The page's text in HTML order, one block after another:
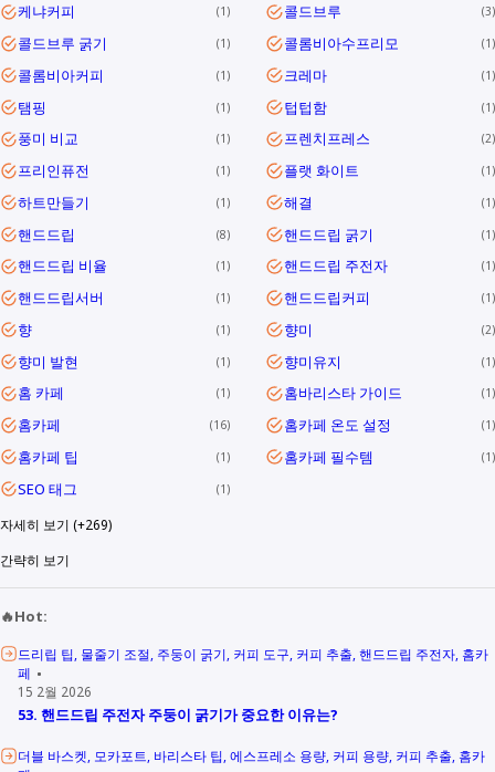
케냐커피 1 콜드브루 3
콜드브루 굵기 1 콜롬비아수프리모 1
콜롬비아커피 1 크레마 1
탬핑 1 텁텁함 1
풍미 비교 1 프렌치프레스 2
프리인퓨전 1 플랫 화이트 1
하트만들기 1 해결 1
핸드드립 8 핸드드립 굵기 1
핸드드립 비율 1 핸드드립 주전자 1
핸드드립서버 1 핸드드립커피 1
향 1 향미 2
향미 발현 1 향미유지 1
홈 카페 1 홈바리스타 가이드 1
홈카페 16 홈카페 온도 설정 1
홈카페 팁 1 홈카페 필수템 1
SEO 태그 1
자세히 보기 (+269)
간략히 보기
🔥Hot:
드리립 팁 물줄기 조절 주둥이 굵기 커피 도구 커피 추출 핸드드립 주전자 홈카
페
15 2월 2026
53. 핸드드립 주전자 주둥이 굵기가 중요한 이유는?
더블 바스켓 모카포트 바리스타 팁 에스프레소 용량 커피 용량 커피 추출 홈카